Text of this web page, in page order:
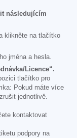
následujícím
klikněte na tlačítko
jména a hesla.
Licence“.
tlačítko pro
Pokud máte více
jednotlivě.
kontaktovat
podpory na